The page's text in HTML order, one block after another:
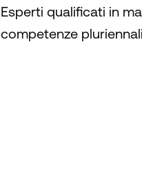
Esperti qualificati in
competenze pluriennali